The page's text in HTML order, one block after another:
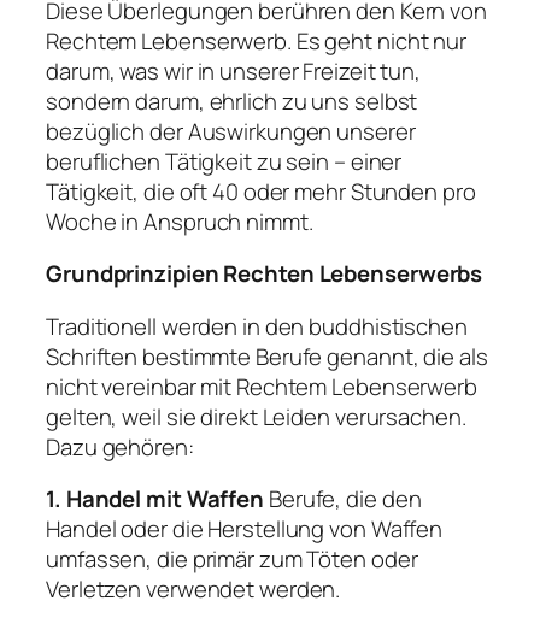
Diese Überlegungen berühren den Kern von
Rechtem Lebenserwerb. Es geht nicht nur
darum, was wir in unserer Freizeit tun,
sondern darum, ehrlich zu uns selbst
bezüglich der Auswirkungen unserer
beruflichen Tätigkeit zu sein – einer
Tätigkeit, die oft 40 oder mehr Stunden pro
Woche in Anspruch nimmt.
Grundprinzipien Rechten Lebenserwerbs
Traditionell werden in den buddhistischen
Schriften bestimmte Berufe genannt, die als
nicht vereinbar mit Rechtem Lebenserwerb
gelten, weil sie direkt Leiden verursachen.
Dazu gehören:
1. Handel mit Waffen Berufe, die den
Handel oder die Herstellung von Waffen
umfassen, die primär zum Töten oder
Verletzen verwendet werden.